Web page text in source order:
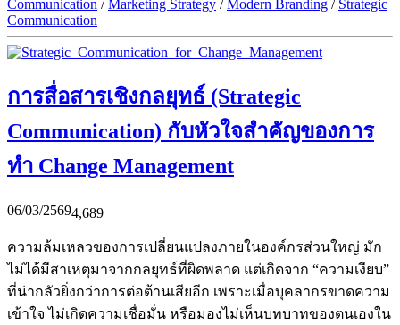
Communication / Marketing Strategy / Modern Branding / Strategic
Communication
การสื่อสารเชิงกลยุทธ์ (Strategic
Communication) กับหัวใจสำคัญของการ
ทำ Change Management
06/03/25694,689
ความล้มเหลวของการเปลี่ยนแปลงภายในองค์กรส่วนใหญ่ มัก
ไม่ได้มีสาเหตุมาจากกลยุทธ์ที่ผิดพลาด แต่เกิดจาก “ความเงียบ”
ที่น่ากลัวยิ่งกว่าการต่อต้านเสียอีก เพราะเมื่อบุคลากรขาดความ
เข้าใจ ไม่เกิดความเชื่อมั่น หรือมองไม่เห็นบทบาทของตนเองใน